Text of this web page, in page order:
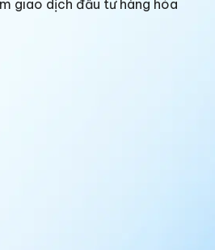
giao dịch đầu tư hàng hóa